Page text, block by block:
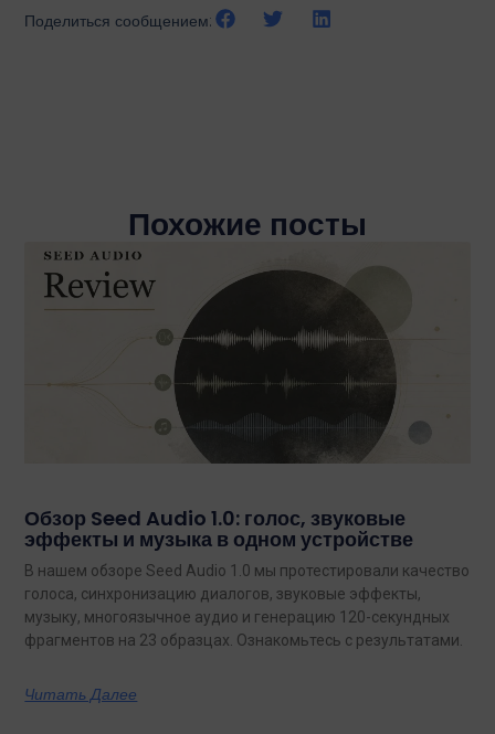
Поделиться сообщением:
Похожие посты
Обзор Seed Audio 1.0: голос, звуковые
эффекты и музыка в одном устройстве
В нашем обзоре Seed Audio 1.0 мы протестировали качество
голоса, синхронизацию диалогов, звуковые эффекты,
музыку, многоязычное аудио и генерацию 120-секундных
фрагментов на 23 образцах. Ознакомьтесь с результатами.
Читать Далее